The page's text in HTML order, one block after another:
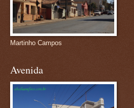
Martinho Campos
Avenida